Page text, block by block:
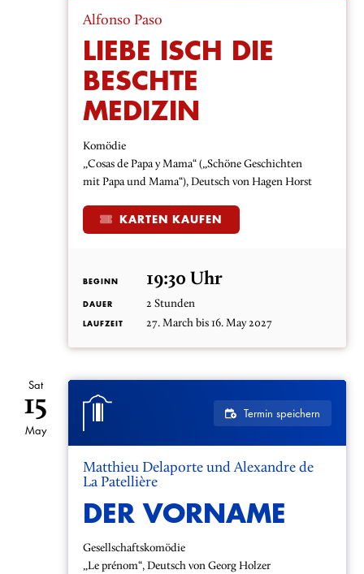
Alfonso Paso
LIEBE ISCH DIE
BESCHTE
MEDIZIN
Komödie
„Cosas de Papa y Mama“ („Schöne Geschichten
mit Papa und Mama“), Deutsch von Hagen Horst
KARTEN KAUFEN
BEGINN 19:30 Uhr
DAUER 2 Stunden
LAUFZEIT 27. March bis 16. May 2027
Sat
15
May
Termin speichern
Matthieu Delaporte und Alexandre de
La Patellière
DER VORNAME
Gesellschaftskomödie
„Le prénom“, Deutsch von Georg Holzer